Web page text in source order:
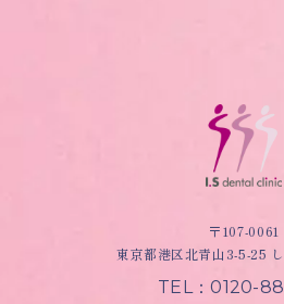
〒107-0061
東京都港区北青山3-5-25
TEL：0120-